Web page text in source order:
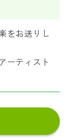
をお送りし
ーティスト